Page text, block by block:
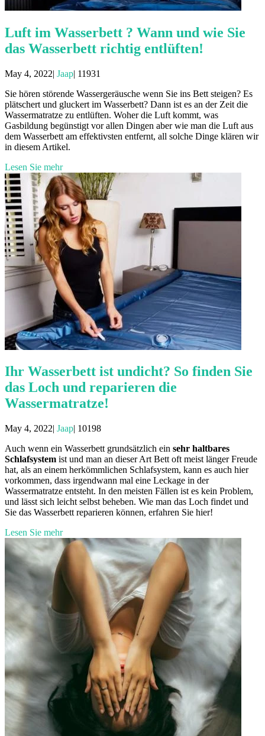
Luft im Wasserbett ? Wann und wie Sie
das Wasserbett richtig entlüften!
May 4, 2022| Jaap| 11931
Sie hören störende Wassergeräusche wenn Sie ins Bett steigen? Es
plätschert und gluckert im Wasserbett? Dann ist es an der Zeit die
Wassermatratze zu entlüften. Woher die Luft kommt, was
Gasbildung begünstigt vor allen Dingen aber wie man die Luft aus
dem Wasserbett am effektivsten entfernt, all solche Dinge klären wir
in diesem Artikel.
Lesen Sie mehr
Ihr Wasserbett ist undicht? So finden Sie
das Loch und reparieren die
Wassermatratze!
May 4, 2022| Jaap| 10198
Auch wenn ein Wasserbett grundsätzlich ein sehr haltbares
Schlafsystem ist und man an dieser Art Bett oft meist länger Freude
hat, als an einem herkömmlichen Schlafsystem, kann es auch hier
vorkommen, dass irgendwann mal eine Leckage in der
Wassermatratze entsteht. In den meisten Fällen ist es kein Problem,
und lässt sich leicht selbst beheben. Wie man das Loch findet und
Sie das Wasserbett reparieren können, erfahren Sie hier!
Lesen Sie mehr